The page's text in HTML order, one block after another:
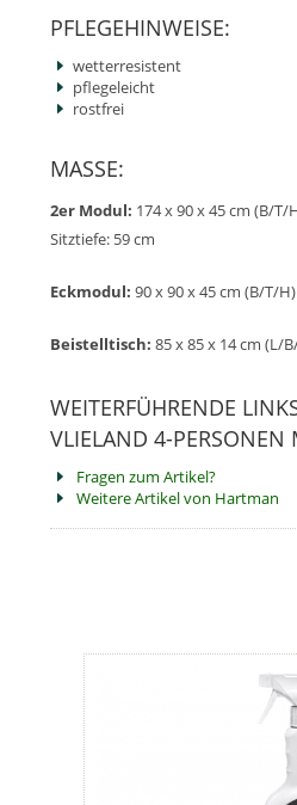
PFLEGEHINWEISE:
wetterresistent
pflegeleicht
rostfrei
MASSE:
2er Modul: 174 x 90 x 45 cm (B/T/
Sitztiefe: 59 cm
Eckmodul: 90 x 90 x 45 cm (B/T/H)
Beistelltisch: 85 x 85 x 14 cm (L/
WEITERFÜHRENDE
VLIELAND 4-PERSONEN
Fragen zum Artikel?
Weitere Artikel von Hartman